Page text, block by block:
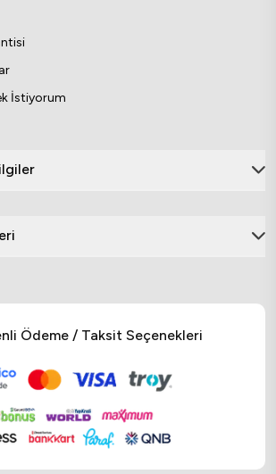
İstiyorum
Ödeme / Taksit Seçenekleri